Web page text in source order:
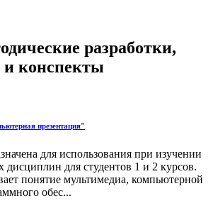
разработки,
и конспекты
презентация"
для использования при изучении
дисциплин для студентов 1 и 2 курсов.
понятие мультимедиа, компьютерной
обес...